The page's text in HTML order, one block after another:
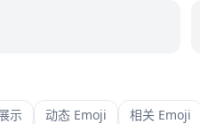
示 动态 Emoji 相关 Emoji